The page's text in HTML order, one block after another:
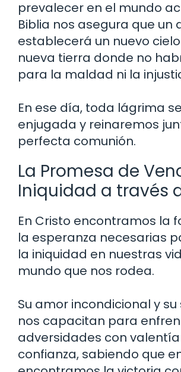
prevalecer en el mundo
Biblia nos asegura que un
establecerá un nuevo
nueva tierra donde no
para la maldad ni la
En ese día, toda lágrima
enjugada y reinaremos
perfecta comunión.
La Promesa de
Iniquidad a través
En Cristo encontramos la
la esperanza necesarias
la iniquidad en nuestras
mundo que nos rodea.
Su amor incondicional y su
nos capacitan para
adversidades con
confianza, sabiendo que